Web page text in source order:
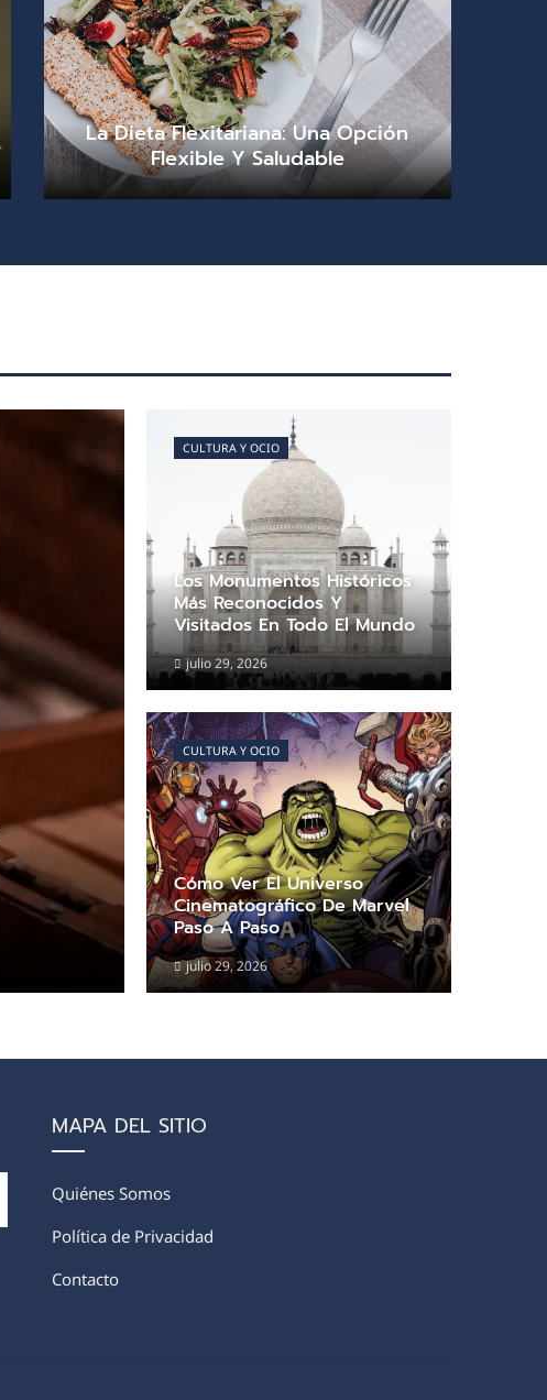
La Dieta Flexitariana: Una Opción
Flexible Y Saludable
Renato Álvarez julio 24, 2026
CULTURA Y OCIO
Los Monumentos Históricos
Más Reconocidos Y
Visitados En Todo El Mundo
julio 29, 2026
CULTURA Y OCIO
Cómo Ver El Universo
Cinematográfico De Marvel
Paso A Paso
julio 29, 2026
MAPA DEL SITIO
Quiénes Somos
Política de Privacidad
Contacto